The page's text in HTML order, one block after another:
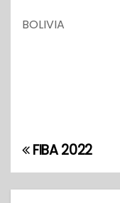
BOLIVIA
N
a
FIBA 2022